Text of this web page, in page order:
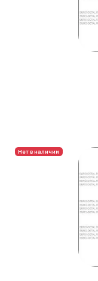
Нет в наличии